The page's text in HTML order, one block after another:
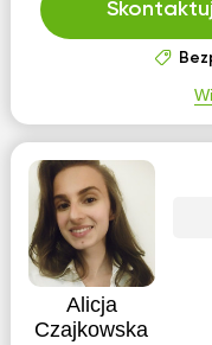
Alicja
Czajkowska